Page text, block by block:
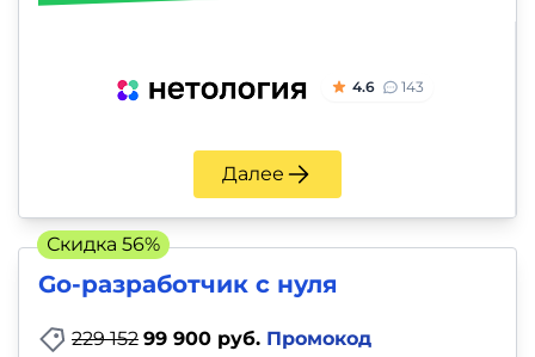
4.6 143
Далее
Go-разработчик с нуля
229 152 99 900 руб. Промокод
Скидка 56%